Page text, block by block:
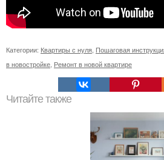
Категории: Квартиры с нуля Пошаговая
в новостройке Ремонт в новой квартире
Читайте также